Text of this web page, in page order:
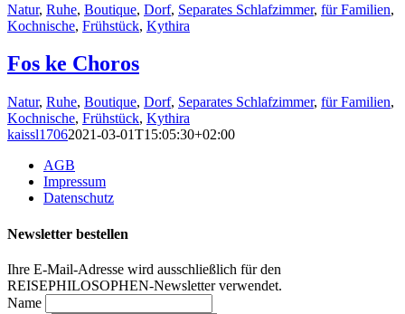
Natur, Ruhe, Boutique, Dorf, Separates Schlafzimmer, für Familien,
Kochnische, Frühstück, Kythira
Fos ke Choros
Natur, Ruhe, Boutique, Dorf, Separates Schlafzimmer, für Familien,
Kochnische, Frühstück, Kythira
kaissl17062021-03-01T15:05:30+02:00
AGB
Impressum
Datenschutz
Newsletter bestellen
Ihre E-Mail-Adresse wird ausschließlich für den
REISEPHILOSOPHEN-Newsletter verwendet.
Name